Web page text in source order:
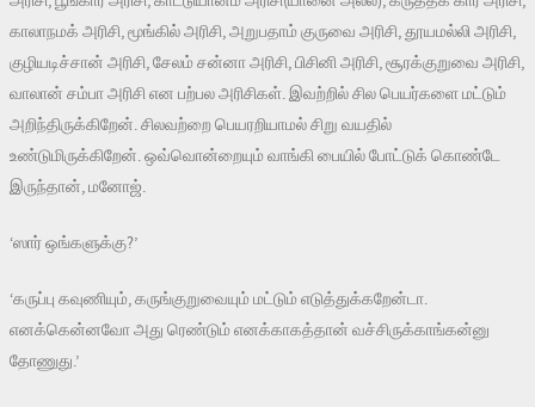
காலாநமக் அரிசி, மூங்கில் அரிசி, அறுபதாம் குருவை அரிசி, தூயமல்லி அரிசி,
குழியடிச்சான் அரிசி, சேலம் சன்னா அரிசி, பிசினி அரிசி, சூரக்குறுவை அரிசி,
வாலான் சம்பா அரிசி என பற்பல அரிசிகள். இவற்றில் சில பெயர்களை மட்டும்
அறிந்திருக்கிறேன். சிலவற்றை பெயரறியாமல் சிறு வயதில்
உண்டுமிருக்கிறேன். ஒவ்வொன்றையும் வாங்கி பையில் போட்டுக் கொண்டே
இருந்தான், மனோஜ்.
‘ஸார் ஒங்களுக்கு?’
‘கருப்பு கவுணியும், கருங்குறுவையும் மட்டும் எடுத்துக்கறேன்டா.
எனக்கென்னவோ அது ரெண்டும் எனக்காகத்தான் வச்சிருக்காங்கன்னு
தோணுது.’